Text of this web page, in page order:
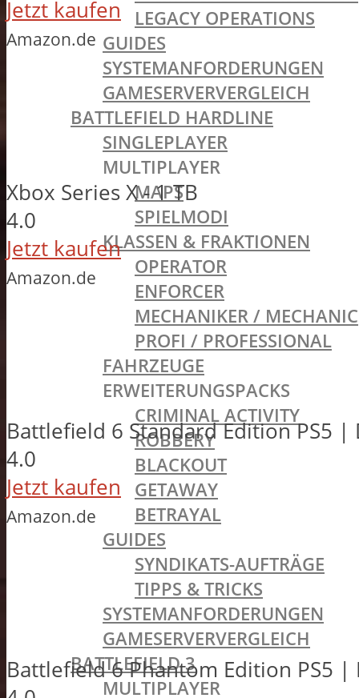
LEGACY OPERATIONS
GUIDES
SYSTEMANFORDERUNGEN
GAMESERVERVERGLEICH
BATTLEFIELD HARDLINE
SINGLEPLAYER
MULTIPLAYER
MAPS
SPIELMODI
KLASSEN & FRAKTIONEN
OPERATOR
ENFORCER
MECHANIKER / MECHANIC
PROFI / PROFESSIONAL
FAHRZEUGE
ERWEITERUNGSPACKS
CRIMINAL ACTIVITY
ROBBERY
BLACKOUT
GETAWAY
BETRAYAL
GUIDES
SYNDIKATS-AUFTRÄGE
TIPPS & TRICKS
SYSTEMANFORDERUNGEN
GAMESERVERVERGLEICH
BATTLEFIELD 3
MULTIPLAYER
Jetzt kaufen
Amazon.de
Xbox Series X - 1 TB
4.0
Jetzt kaufen
Amazon.de
Battlefield 6 Standard Edition PS5 |
4.0
Jetzt kaufen
Amazon.de
Battlefield 6 Phantom Edition PS5 |